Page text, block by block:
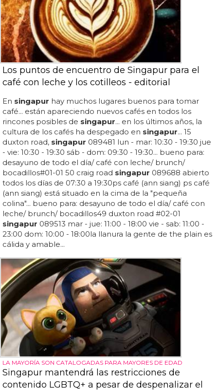
Los puntos de encuentro de Singapur para el
café con leche y los cotilleos - editorial
En singapur hay muchos lugares buenos para tomar
café... están apareciendo nuevos cafés en todos los
rincones posibles de singapur... en los últimos años, la
cultura de los cafés ha despegado en singapur... 15
duxton road, singapur 089481 lun - mar: 10:30 - 19:30 jue
- vie: 10:30 - 19:30 sáb - dom: 09:30 - 19:30... bueno para:
desayuno de todo el día/ café con leche/ brunch/
bocadillos#01-01 50 craig road singapur 089688 abierto
todos los días de 07:30 a 19:30ps café (ann siang) ps café
(ann siang) está situado en la cima de la "pequeña
colina"... bueno para: desayuno de todo el día/ café con
leche/ brunch/ bocadillos49 duxton road #02-01
singapur 089513 mar - jue: 11:00 - 18:00 vie - sab: 11:00 -
23:00 dom: 10:00 - 18:00la llanura la gente de the plain es
cálida y amable...
LA MAYORÍA SON CATALOGADAS PARA MAYORES DE EDAD
Singapur mantendrá las restricciones de
contenido LGBTQ+ a pesar de despenalizar el